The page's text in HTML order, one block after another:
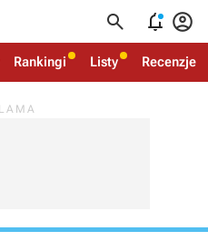
  
Rankingi Listy Recenzje